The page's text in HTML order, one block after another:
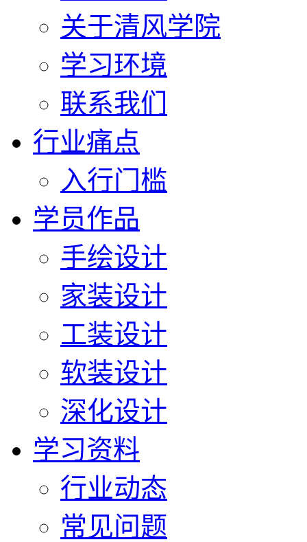
关于清风学院
学习环境
联系我们
行业痛点
入行门槛
学员作品
手绘设计
家装设计
工装设计
软装设计
深化设计
学习资料
行业动态
常见问题